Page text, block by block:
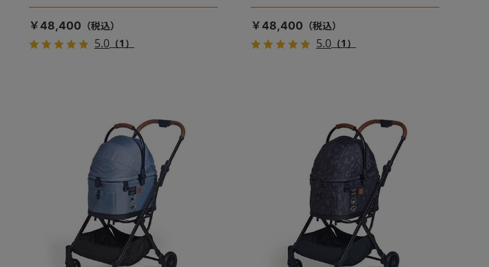
ディング」搭載
￥48,400
5.0（1）
ディング」搭載
￥48,400
5.0（1）